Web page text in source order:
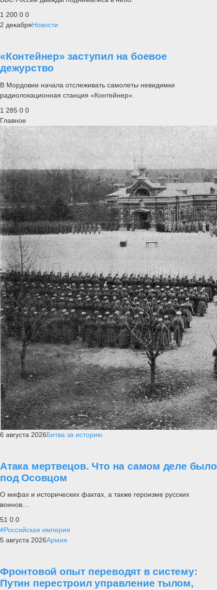
1 200 0 0
2 декабряНовости
«Контейнер» заступил на боевое
дежурство
В Мордовии начала отслеживать самолеты невидимки
радиолокационная станция «Контейнер».
1 285 0 0
Главное
6 августа 2026Битва за историю
Атака мертвецов. Что на самом деле было
под Осовцом
О мифах и исторических фактах, а также героизме русских
воинов....
51 0 0
#Российская империя
5 августа 2026Армия
Фронтовой опыт переводят в систему:
Путин перестроил управление тылом,